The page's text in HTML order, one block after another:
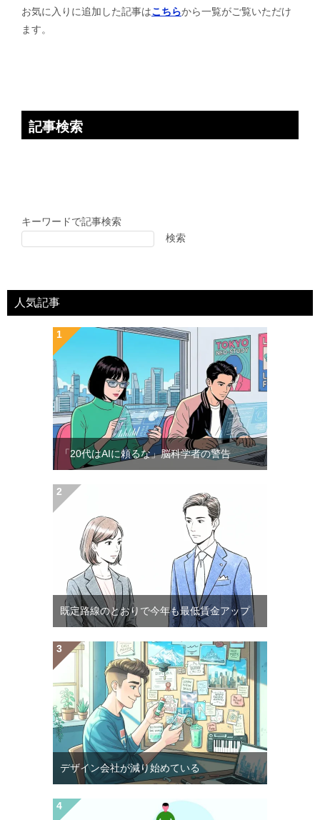
お気に入りに追加した記事はこちらから一覧がご覧いただけ
ます。
記事検索
キーワードで記事検索
検索
人気記事
「20代はAIに頼るな」脳科学者の警告
既定路線のとおりで今年も最低賃金アップ
デザイン会社が減り始めている